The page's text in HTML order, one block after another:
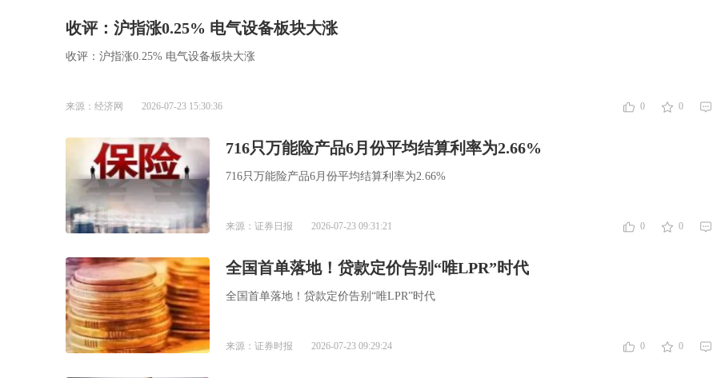
收评：沪指涨0.25% 电气设备板块大涨
收评：沪指涨0.25% 电气设备板块大涨
来源：经济网 2026-07-23 15:30:36 0 0
716只万能险产品6月份平均结算利率为2.66%
716只万能险产品6月份平均结算利率为2.66%
来源：证券日报 2026-07-23 09:31:21 0 0
全国首单落地！贷款定价告别“唯LPR”时代
全国首单落地！贷款定价告别“唯LPR”时代
来源：证券时报 2026-07-23 09:29:24 0 0